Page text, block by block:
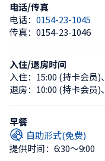
电话/传真
电话： 0154-23-1045
传真： 0154-23-1046
入住/退房时间
入住： 15:00 (持卡会员)、
退房： 10:00 (持卡会员)、
早餐
自助形式(免费)
提供时间：6:30〜9:00